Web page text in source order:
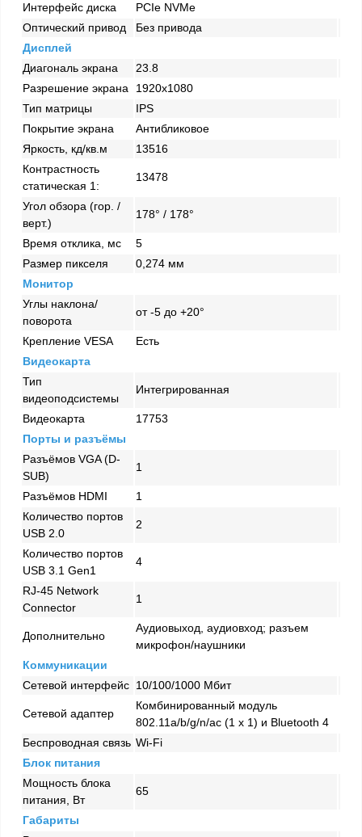
Интерфейс диска
PCIe NVMe
Оптический привод
Без привода
Дисплей
Диагональ экрана
23.8
Разрешение экрана
1920х1080
Тип матрицы
IPS
Покрытие экрана
Антибликовое
Яркость, кд/кв.м
13516
Контрастность
статическая 1:
13478
Угол обзора (гор. /
верт.)
178° / 178°
Время отклика, мс
5
Размер пикселя
0,274 мм
Монитор
Углы наклона/
поворота
от -5 до +20°
Крепление VESA
Есть
Видеокарта
Тип
видеоподсистемы
Интегрированная
Видеокарта
17753
Порты и разъёмы
Разъёмов VGA (D-
SUB)
1
Разъёмов HDMI
1
Количество портов
USB 2.0
2
Количество портов
USB 3.1 Gen1
4
RJ-45 Network
Connector
1
Дополнительно
Аудиовыход, аудиовход; разъем
микрофон/наушники
Коммуникации
Сетевой интерфейс 10/100/1000 Mбит
Сетевой адаптер
Комбинированный модуль
802.11a/b/g/n/ac (1 x 1) и Bluetooth 4
Беспроводная связь Wi-Fi
Блок питания
Мощность блока
питания, Вт
65
Габариты